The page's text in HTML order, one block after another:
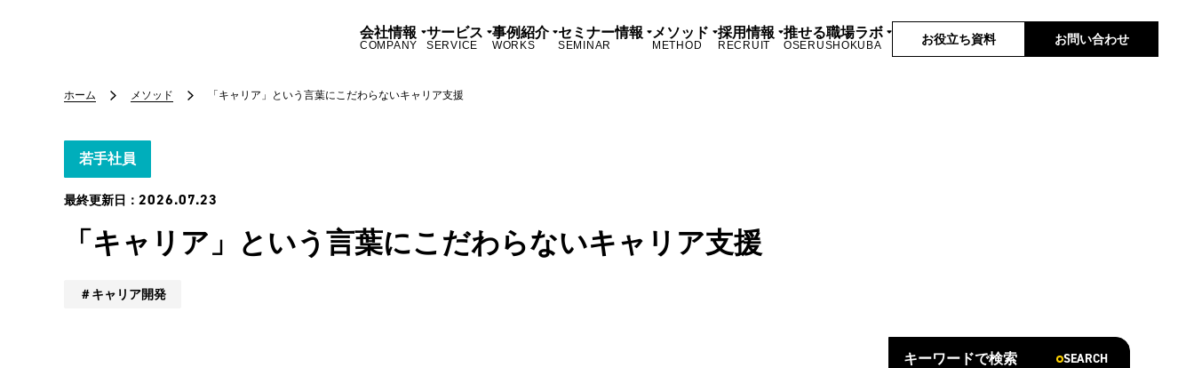
会社情報
COMPANY
サービス
SERVICE
事例紹介
WORKS
セミナー情報
SEMINAR
メソッド
METHOD
採用情報
RECRUIT
推せる職場ラボ
OSERUSHOKUBA お役立ち資料 お問い合わせ
ホーム メソッド 「キャリア」という言葉にこだわらないキャリア支援
若手社員
最終更新日： 2026.07.23
「キャリア」という言葉にこだわらないキャリア支援
キャリア開発
キーワードで検索 SEARCH